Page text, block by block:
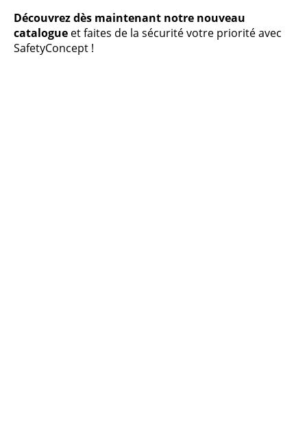
Découvrez dès maintenant notre nouveau
catalogue et faites de la sécurité votre priorité avec
SafetyConcept !